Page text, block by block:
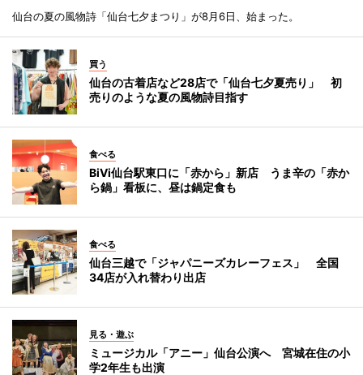
仙台の夏の風物詩「仙台七夕まつり」が8月6日、始まった。
買う
仙台の古着店など28店で「仙台七夕夏売り」 初
売りのような夏の風物詩目指す
食べる
BiVi仙台駅東口に「赤から」新店 うま辛の「赤か
ら鍋」看板に、昼は鍋定食も
食べる
仙台三越で「ジャパニーズカレーフェス」 全国
34店が入れ替わり出店
見る・遊ぶ
ミュージカル「アニー」仙台公演へ 宮城在住の小
学2年生も出演